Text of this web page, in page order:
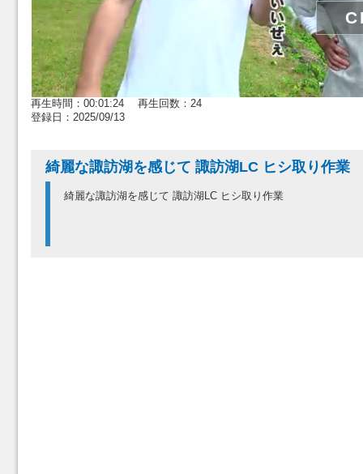
再生時間：00:01:24 再生回数：24
登録日：2025/09/13
綺麗な諏訪湖を感じて 諏訪湖LC ヒシ取り作業
綺麗な諏訪湖を感じて 諏訪湖LC ヒシ取り作業